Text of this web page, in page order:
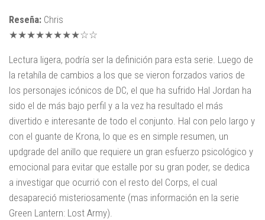
Reseña: Chris
★★★★★★★★☆☆
Lectura ligera, podría ser la definición para esta serie. Luego de
la retahíla de cambios a los que se vieron forzados varios de
los personajes icónicos de DC, el que ha sufrido Hal Jordan ha
sido el de más bajo perfil y a la vez ha resultado el más
divertido e interesante de todo el conjunto. Hal con pelo largo y
con el guante de Krona, lo que es en simple resumen, un
updgrade del anillo que requiere un gran esfuerzo psicológico y
emocional para evitar que estalle por su gran poder, se dedica
a investigar que ocurrió con el resto del Corps, el cual
desapareció misteriosamente (mas información en la serie
Green Lantern: Lost Army).